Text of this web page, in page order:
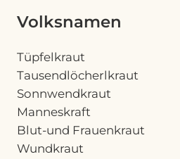
Volksnamen
Tüpfelkraut
Tausendlöcherlkraut
Sonnwendkraut
Manneskraft
Blut-und Frauenkraut
Wundkraut